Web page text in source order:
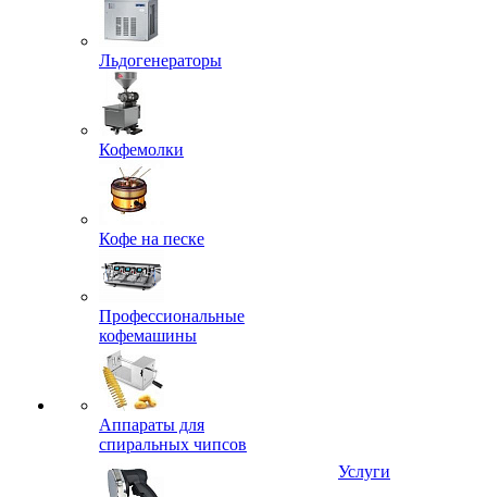
Льдогенераторы
Кофемолки
Кофе на песке
Профессиональные
кофемашины
Аппараты для
спиральных чипсов
Услуги